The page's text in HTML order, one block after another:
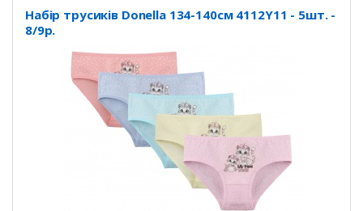
Набір трусиків Donella 134-140см 4112Y11 - 5шт. -
8/9р.